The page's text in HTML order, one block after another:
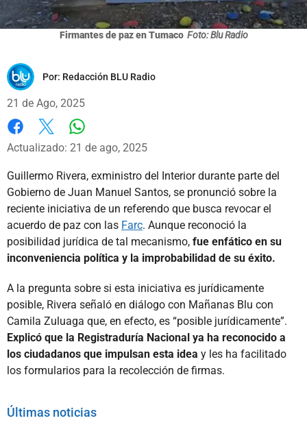
Firmantes de paz en Tumaco Foto: Blu Radio
Por: Redacción BLU Radio
21 de Ago, 2025
Facebook
X
Actualizado: 21 de ago, 2025
Guillermo Rivera, exministro del Interior durante parte del
Gobierno de Juan Manuel Santos, se pronunció sobre la
reciente iniciativa de un referendo que busca revocar el
acuerdo de paz con las Farc. Aunque reconoció la
posibilidad jurídica de tal mecanismo, fue enfático en su
inconveniencia política y la improbabilidad de su éxito.
A la pregunta sobre si esta iniciativa es jurídicamente
posible, Rivera señaló en diálogo con Mañanas Blu con
Camila Zuluaga que, en efecto, es “posible jurídicamente”.
Explicó que la Registraduría Nacional ya ha reconocido a
los ciudadanos que impulsan esta idea y les ha facilitado
los formularios para la recolección de firmas.
Últimas noticias